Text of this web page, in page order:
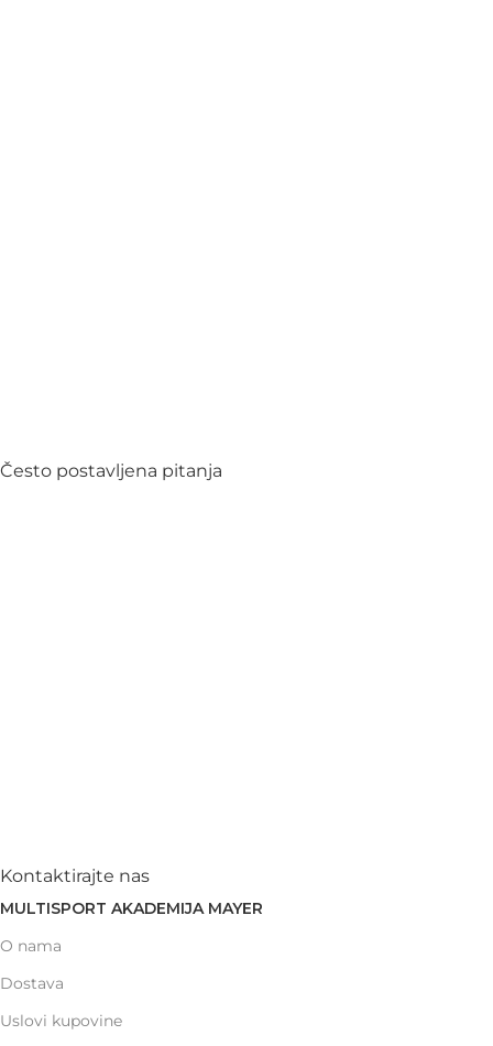
Često postavljena pitanja
Kontaktirajte nas
MULTISPORT AKADEMIJA MAYER
O nama
Dostava
Uslovi kupovine